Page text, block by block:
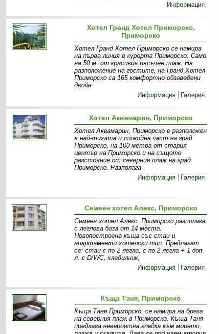
Информация
Хотел Гранд Хотел Приморско,
Приморско
Хотел Гранд Хотел Приморско се намира
на първа линия в курорта Приморско. Само
на 50 м. от красивия пясъчен плаж. На
разположение на гостите, на Гранд Хотел
Приморско са 165 комфортно обзаведени
двойн
Информация
Галерия
Хотел Аквамарин, Приморско
Хотел Аквамарин, Приморско е разположен
в най-тихата и спокойна част на град
Приморско, на 100 метра от стария
център на Приморско и на същото
разстояние от северния плаж на град
Приморско. Разполага
Информация
Галерия
Семеен хотел Aлекс, Приморско
Семеен хотел Aлекс, Приморско разполага
с леглова база от 14 места.
Новопостроена къща със стаи и
апартаменти хотелски тип. Предлагат
се: стаи с по 2 легла, с по 2 легла + 1 доп.
л. с D/WC, хладилник,
Информация
Галерия
Къща Таня, Приморско
Къща Таня Приморско, се намира на брега
на северния плаж в Приморско. Къща Таня
предлага невероятна гледка към морето,